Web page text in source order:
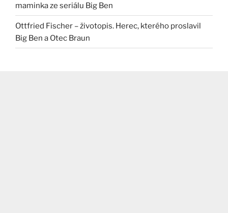
maminka ze seriálu Big Ben
Ottfried Fischer – životopis. Herec, kterého proslavil
Big Ben a Otec Braun